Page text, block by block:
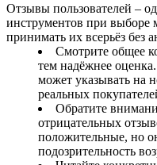
Отзывы пользователей –
инструментов при выборе
принимать их всерьёз без
Смотрите общее
тем надёжнее
может указывать на
реальных
Обратите
отрицательных
положительные, но
подозрительность